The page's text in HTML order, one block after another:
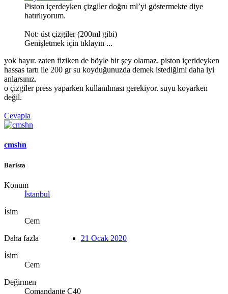
Piston içerdeyken çizgiler doğru ml’yi göstermekte diye
hatırlıyorum.
Not: üst çizgiler (200ml gibi)
Genişletmek için tıklayın ...
yok hayır. zaten fiziken de böyle bir şey olamaz. piston içerideyken
hassas tartı ile 200 gr su koyduğunuzda demek istediğimi daha iyi
anlarsınız.
o çizgiler press yaparken kullanılması gerekiyor. suyu koyarken
değil.
Cevapla
cmshn
Barista
Konum
İstanbul
İsim
Cem
Daha fazla
İsim
Cem
Değirmen
Comandante C40
21 Ocak 2020